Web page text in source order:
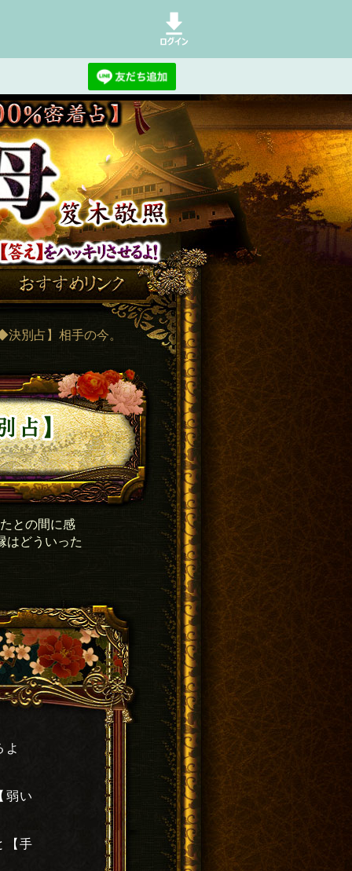
いいんだよ。私に全部任せて頂
別占】相手の今。
との間に感
はどういった
よ
弱い
【手